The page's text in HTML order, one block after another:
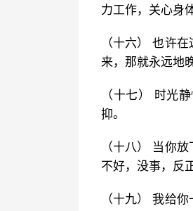
力工作，关心身
（十六） 也许
来，那就永远地
（十七） 时光
抑。
（十八） 当你
不好，没事，反
（十九） 我给